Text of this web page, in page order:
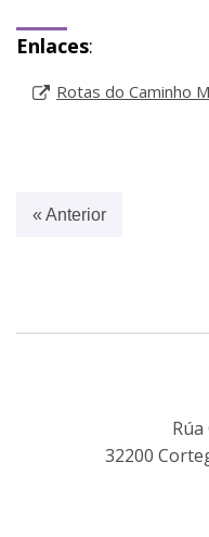
Enlaces:
Rotas do Caminho
« Anterior
32200